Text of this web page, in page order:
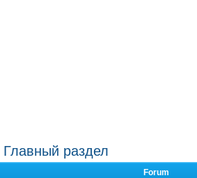
Главный раздел
Forum